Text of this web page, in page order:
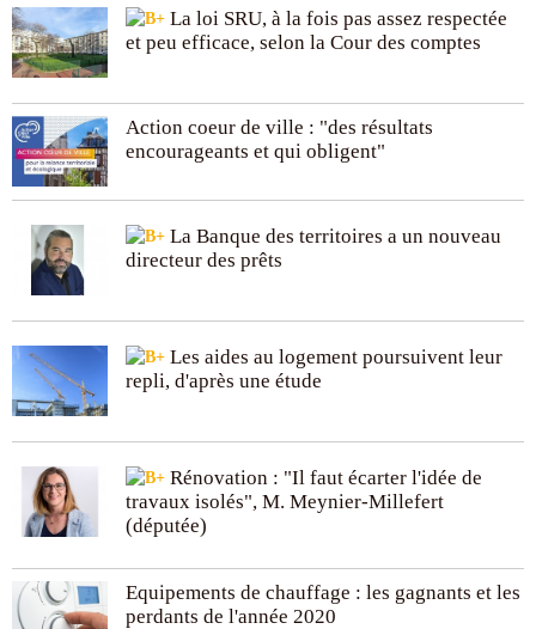
La loi SRU, à la fois pas assez respectée
et peu efficace, selon la Cour des comptes
Action coeur de ville : "des résultats
encourageants et qui obligent"
La Banque des territoires a un nouveau
directeur des prêts
Les aides au logement poursuivent leur
repli, d'après une étude
Rénovation : "Il faut écarter l'idée de
travaux isolés", M. Meynier-Millefert
(députée)
Equipements de chauffage : les gagnants et les
perdants de l'année 2020